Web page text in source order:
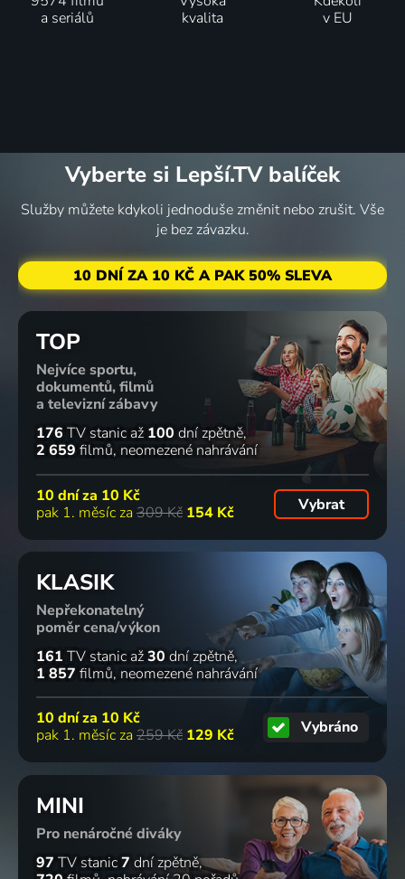
a seriálů
kvalita
v EU
Vyberte si Lepší.TV balíček
Služby můžete kdykoli jednoduše změnit nebo zrušit. Vše
je bez závazku.
10 DNÍ ZA 10 KČ A PAK 50% SLEVA
TOP
Nejvíce sportu,
dokumentů, filmů
a televizní zábavy
176 TV stanic až 100 dní zpětně
2 659 filmů neomezené nahrávání
10 dní za 10 Kč
pak 1. měsíc za 309 Kč 154 Kč Vybrat
KLASIK
Nepřekonatelný
poměr cena/výkon
161 TV stanic až30 dní zpětně
1 857 filmů neomezené nahrávání
10 dní za 10 Kč
pak 1. měsíc za 259 Kč 129 Kč Vybráno
MINI
Pro nenáročné diváky
97 TV stanic7 dní zpětně